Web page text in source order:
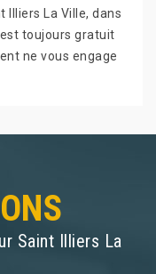
Illiers La Ville, dans
est toujours gratuit
ne vous engage
Saint Illiers La